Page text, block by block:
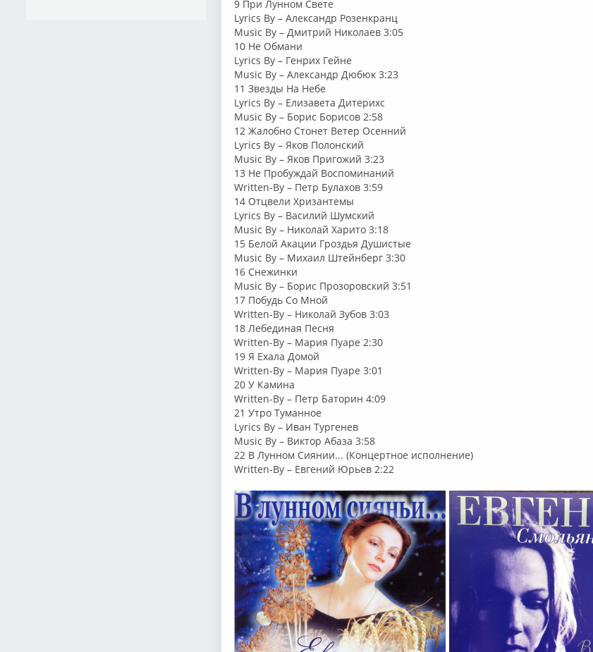
9 При Лунном Свете
Lyrics By – Александр Розенкранц
Music By – Дмитрий Николаев 3:05
10 Не Обмани
Lyrics By – Генрих Гейне
Music By – Александр Дюбюк 3:23
11 Звезды На Небе
Lyrics By – Елизавета Дитерихс
Music By – Борис Борисов 2:58
12 Жалобно Стонет Ветер Осенний
Lyrics By – Яков Полонский
Music By – Яков Пригожий 3:23
13 Не Пробуждай Воспоминаний
Written-By – Петр Булахов 3:59
14 Отцвели Хризантемы
Lyrics By – Василий Шумский
Music By – Николай Харито 3:18
15 Белой Акации Гроздья Душистые
Music By – Михаил Штейнберг 3:30
16 Снежинки
Music By – Борис Прозоровский 3:51
17 Побудь Со Мной
Written-By – Николай Зубов 3:03
18 Лебединая Песня
Written-By – Мария Пуаре 2:30
19 Я Ехала Домой
Written-By – Мария Пуаре 3:01
20 У Камина
Written-By – Петр Баторин 4:09
21 Утро Туманное
Lyrics By – Иван Тургенев
Music By – Виктор Абаза 3:58
22 В Лунном Сиянии... (Концертное исполнение)
Written-By – Евгений Юрьев 2:22